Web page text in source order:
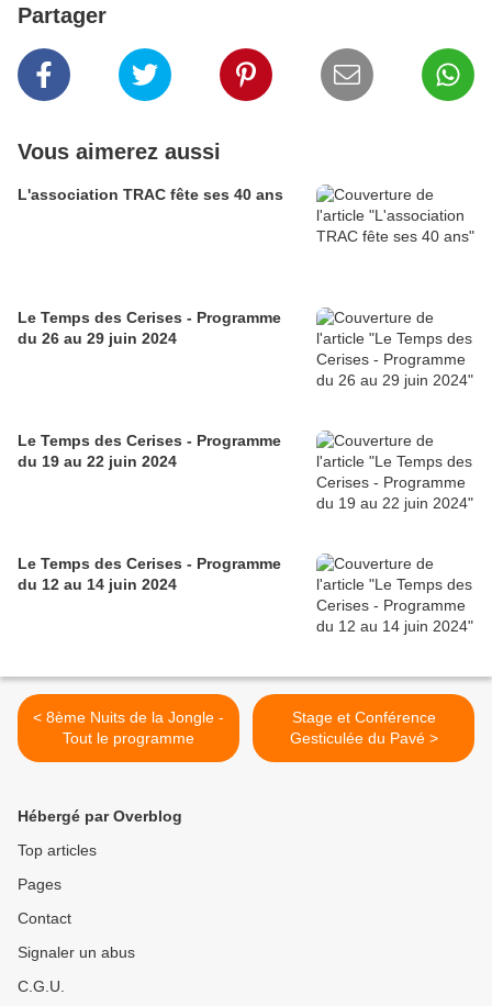
Partager
Vous aimerez aussi
L'association TRAC fête ses 40 ans
Le Temps des Cerises - Programme
du 26 au 29 juin 2024
Le Temps des Cerises - Programme
du 19 au 22 juin 2024
Le Temps des Cerises - Programme
du 12 au 14 juin 2024
< 8ème Nuits de la Jongle -
Tout le programme
Stage et Conférence
Gesticulée du Pavé >
Hébergé par Overblog
Top articles
Pages
Contact
Signaler un abus
C.G.U.